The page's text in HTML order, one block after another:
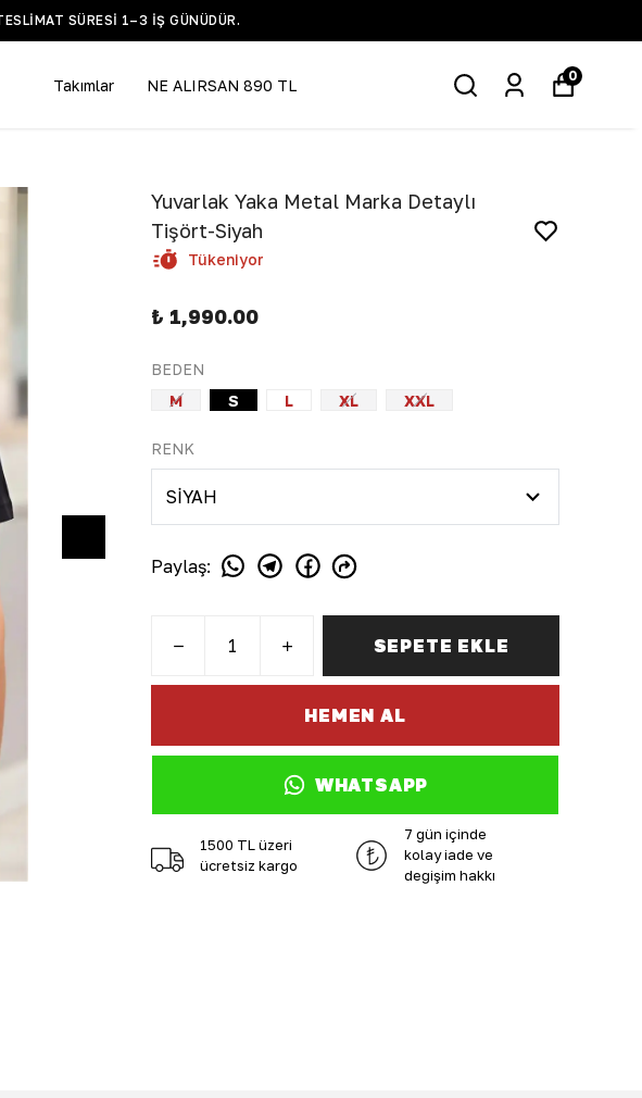
SÜRESI 1–3 IŞ GÜNÜDÜR.
Takımlar NE ALIRSAN 890 TL
0
Yuvarlak Yaka Metal Marka Detaylı
Tişört-Siyah
Tükeniyor
₺ 1,990.00
BEDEN
M
S L XL XXL
RENK
Paylaş:
SEPETE EKLE
HEMEN AL
WHATSAPP
1500 TL üzeri
ücretsiz kargo
7 gün içinde
kolay iade ve
değişim hakkı